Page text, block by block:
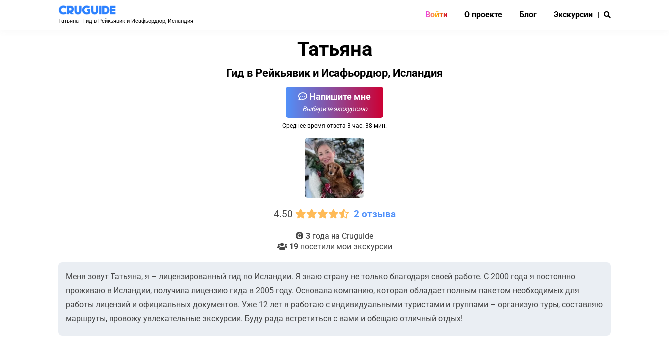
Татьяна - Гид в Рейкьявик и Исафьордюр, Исландия
Войти О проекте Блог Экскурсии |
Татьяна
Гид в Рейкьявик и Исафьордюр, Исландия
Напишите мне
Выберите экскурсию
Среднее время ответа 3 час. 38 мин.
4.50 2 отзыва
3 года на Cruguide
19посетили мои экскурсии
Меня зовут Татьяна, я – лицензированный гид по Исландии. Я знаю страну не только благодаря своей работе. С 2000 года я постоянно
проживаю в Исландии, получила лицензию гида в 2005 году. Основала компанию, которая обладает полным пакетом необходимых для
работы лицензий и официальных документов. Уже 12 лет я работаю с индивидуальными туристами и группами – организую туры, составляю
маршруты, провожу увлекательные экскурсии. Буду рада встретиться с вами и обещаю отличный отдых!